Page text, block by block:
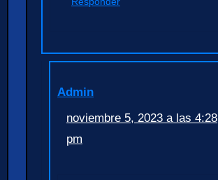
Admin
noviembre 5, 2023 a las 4:28
pm